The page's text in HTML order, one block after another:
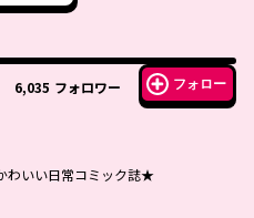
6,035 フォロワー フォロー
わいい日常コミック誌★